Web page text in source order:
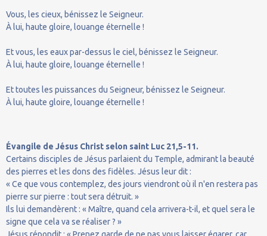
Vous, les cieux, bénissez le Seigneur.
À lui, haute gloire, louange éternelle !
Et vous, les eaux par-dessus le ciel, bénissez le Seigneur.
À lui, haute gloire, louange éternelle !
Et toutes les puissances du Seigneur, bénissez le Seigneur.
À lui, haute gloire, louange éternelle !
Évangile de Jésus Christ selon saint Luc 21,5-11.
Certains disciples de Jésus parlaient du Temple, admirant la beauté
des pierres et les dons des fidèles. Jésus leur dit :
« Ce que vous contemplez, des jours viendront où il n'en restera pas
pierre sur pierre : tout sera détruit. »
Ils lui demandèrent : « Maître, quand cela arrivera-t-il, et quel sera le
signe que cela va se réaliser ? »
Jésus répondit : « Prenez garde de ne pas vous laisser égarer, car